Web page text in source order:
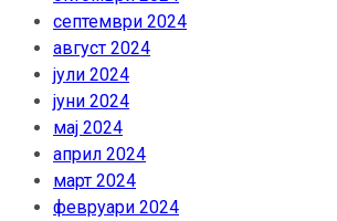
септември 2024
август 2024
јули 2024
јуни 2024
мај 2024
април 2024
март 2024
февруари 2024